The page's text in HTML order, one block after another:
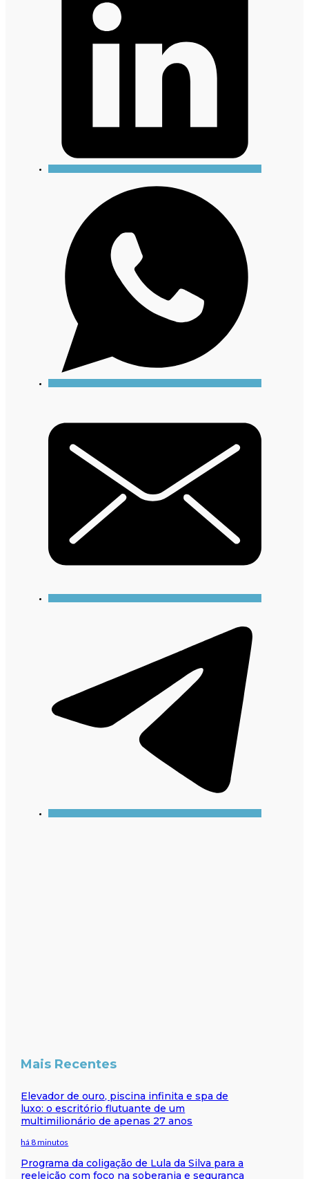
Mais Recentes
Elevador de ouro, piscina infinita e spa de
luxo: o escritório flutuante de um
multimilionário de apenas 27 anos
há 8 minutos
Programa da coligação de Lula da Silva para a
reeleição com foco na soberania e segurança